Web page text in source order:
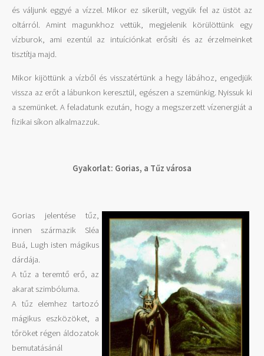
és váljunk eggyé a vízzel. Mikor ez sikerült, vegyük fel az üstöt az
oltárról. Amint magunkhoz vettük, megjelenik körülöttünk egy
vízburok, ami ezentúl az intuíciónkat erősíti és az érzelmeinket
tisztítja majd.
Mikor kijöttünk a vízből és visszatértünk a hegy lábához, engedjük
vissza az erőt a lábunkon keresztül, egészen a szemünkig. Nyissuk ki
a szemünket. A feladatunk ezután, hogy a megszerzett vízenergiát a
fizikai síkon alkalmazzuk.
Gyakorlat: Gorias, a Tűz városa
Gorias jelentése tűz,
innen származik Sléa
Buá, Lugh isten mágikus
dárdája.
A tűz a teremtő erő, az
akarat szimbóluma.
A tűz elemhez tartozó
mágikus eszközöket, a
tőröket régen áldozatok
bemutatásánál